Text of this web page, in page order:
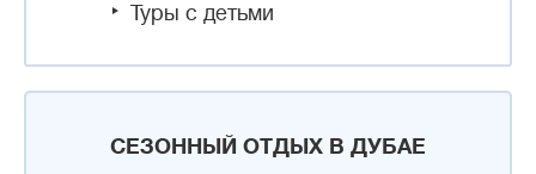
Туры с детьми
СЕЗОННЫЙ ОТДЫХ В ДУБАЕ